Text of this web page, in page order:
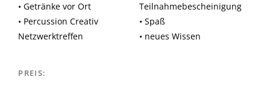
PREIS:
Teilnahmebescheinigung
• Spaß
• neues Wissen
• Getränke vor Ort
• Percussion Creativ
Netzwerktreffen